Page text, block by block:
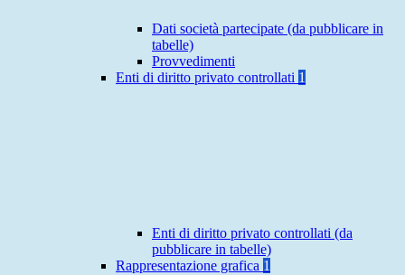
Dati società partecipate (da pubblicare in
tabelle)
Provvedimenti
Enti di diritto privato controllati 1
Enti di diritto privato controllati (da
pubblicare in tabelle)
Rappresentazione grafica 1